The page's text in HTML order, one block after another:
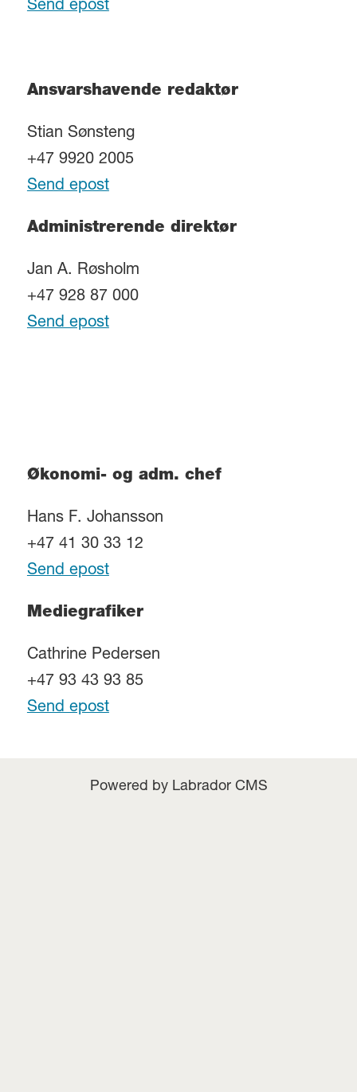
Send epost
Ansvarshavende redaktør
Stian Sønsteng
+47 9920 2005
Send epost
Administrerende direktør
Jan A. Røsholm
+47 928 87 000
Send epost
Økonomi- og adm. chef
Hans F. Johansson
+47 41 30 33 12
Send epost
Mediegrafiker
Cathrine Pedersen
+47 93 43 93 85
Send epost
Powered by Labrador CMS